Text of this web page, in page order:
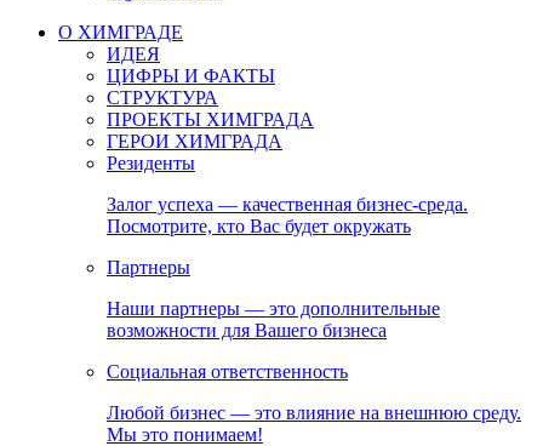
О ХИМГРАДЕ
ИДЕЯ
ЦИФРЫ И ФАКТЫ
СТРУКТУРА
ПРОЕКТЫ ХИМГРАДА
ГЕРОИ ХИМГРАДА
Резиденты
Залог успеха — качественная бизнес-среда.
Посмотрите, кто Вас будет окружать
Партнеры
Наши партнеры — это дополнительные
возможности для Вашего бизнеса
Социальная ответственность
Любой бизнес — это влияние на внешнюю среду.
Мы это понимаем!